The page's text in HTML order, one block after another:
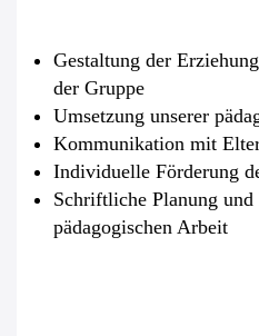
Gestaltung der
der Gruppe
Umsetzung unserer
Kommunikation mit
Individuelle Förderung
Schriftliche Planung
pädagogischen Arbeit